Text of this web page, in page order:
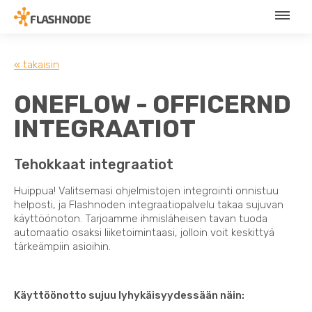
« takaisin
ONEFLOW - OFFICERND
INTEGRAATIOT
Tehokkaat integraatiot
Huippua! Valitsemasi ohjelmistojen integrointi onnistuu
helposti, ja Flashnoden integraatiopalvelu takaa sujuvan
käyttöönoton. Tarjoamme ihmisläheisen tavan tuoda
automaatio osaksi liiketoimintaasi, jolloin voit keskittyä
tärkeämpiin asioihin.
Käyttöönotto sujuu lyhykäisyydessään näin: